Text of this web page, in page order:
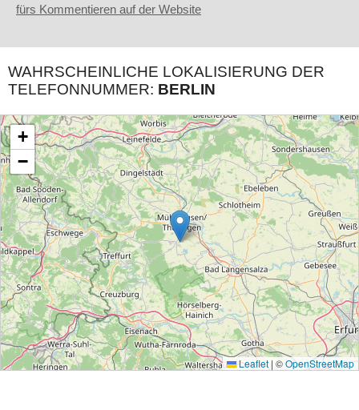
fürs Kommentieren auf der Website
WAHRSCHEINLICHE LOKALISIERUNG DER
TELEFONNUMMER: BERLIN